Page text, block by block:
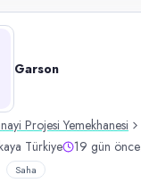
Garson
Projesi Yemekhanesi
Türkiye
19 gün önce
Saha